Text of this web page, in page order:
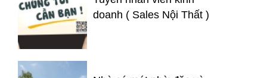
doanh ( Sales Nội Thất )